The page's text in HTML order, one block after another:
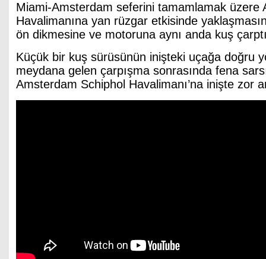
Miami-Amsterdam seferini tamamlamak üzere
Havalimanına yan rüzgar etkisinde
ön dikmesine ve motoruna aynı anda kuş
Küçük bir kuş sürüsünün inişteki uçağa doğru
meydana gelen çarpışma sonrasında fena
Amsterdam Schiphol Havalimanı’na inişte zor